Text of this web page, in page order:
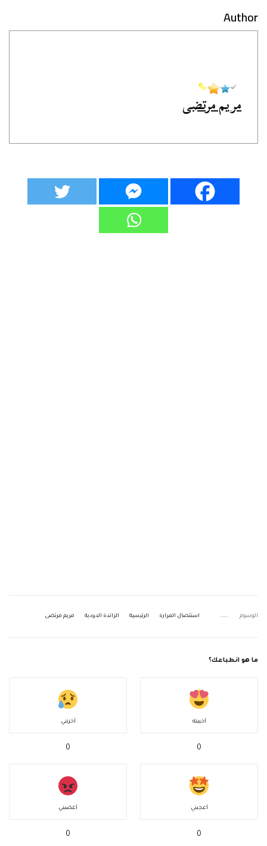
Author
مريم مرتضى
الوسوم استئصال المرارة الرئيسية الزائدة الدودية مريم مرتضى
ما هو انطباعك؟
أحببته
0
أحزنني
0
أعجبني
0
أغضبني
0